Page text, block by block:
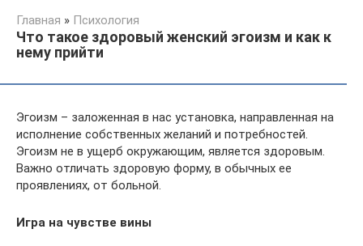
Главная » Психология
Что такое здоровый женский эгоизм и как к
нему прийти
Эгоизм – заложенная в нас установка, направленная на
исполнение собственных желаний и потребностей.
Эгоизм не в ущерб окружающим, является здоровым.
Важно отличать здоровую форму, в обычных ее
проявлениях, от больной.
Игра на чувстве вины